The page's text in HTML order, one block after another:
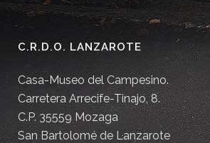
C.R.D.O. LANZAROTE
Casa-Museo del Campesino.
Carretera Arrecife-Tinajo, 8.
C.P. 35559 Mozaga
San Bartolomé de Lanzarote